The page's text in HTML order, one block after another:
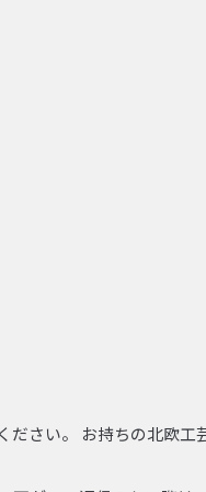
ださい。 お持ちの北欧工